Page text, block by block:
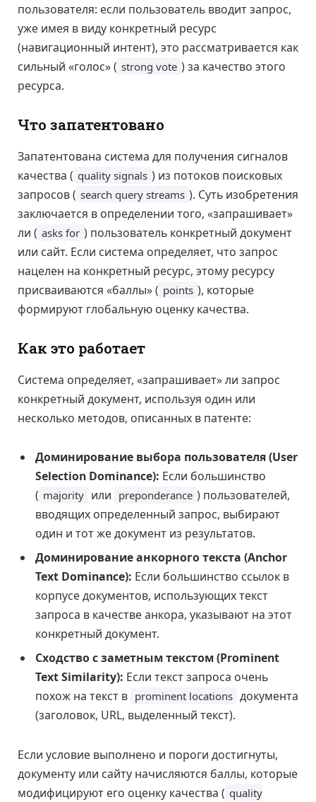
пользователя: если пользователь вводит запрос,
уже имея в виду конкретный ресурс
(навигационный интент), это рассматривается как
сильный «голос» ( strong vote ) за качество этого
ресурса.
Что запатентовано
Запатентована система для получения сигналов
качества ( quality signals ) из потоков поисковых
запросов ( search query streams ). Суть изобретения
заключается в определении того, «запрашивает»
ли ( asks for ) пользователь конкретный документ
или сайт. Если система определяет, что запрос
нацелен на конкретный ресурс, этому ресурсу
присваиваются «баллы» ( points ), которые
формируют глобальную оценку качества.
Как это работает
Система определяет, «запрашивает» ли запрос
конкретный документ, используя один или
несколько методов, описанных в патенте:
Доминирование выбора пользователя (User
Selection Dominance): Если большинство
( majority или preponderance ) пользователей,
вводящих определенный запрос, выбирают
один и тот же документ из результатов.
Доминирование анкорного текста (Anchor
Text Dominance): Если большинство ссылок в
корпусе документов, использующих текст
запроса в качестве анкора, указывают на этот
конкретный документ.
Сходство с заметным текстом (Prominent
Text Similarity): Если текст запроса очень
похож на текст в prominent locations документа
(заголовок, URL, выделенный текст).
Если условие выполнено и пороги достигнуты,
документу или сайту начисляются баллы, которые
модифицируют его оценку качества ( quality